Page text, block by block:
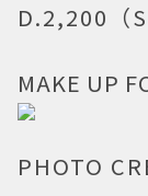
D.2,200（
MAKE UP
PHOTO